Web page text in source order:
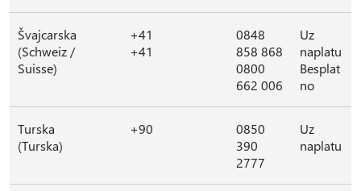
Švajcarska
(Schweiz /
Suisse)
+41
+41
0848
858 868
0800
662 006
Uz
naplatu
Besplat
no
Turska
(Turska)
+90
0850
390
2777
Uz
naplatu